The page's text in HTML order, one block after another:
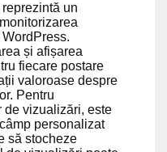
un
și afișarea
fiecare postare
valoroase despre
Pentru
de vizualizări, este
personalizat
să stocheze